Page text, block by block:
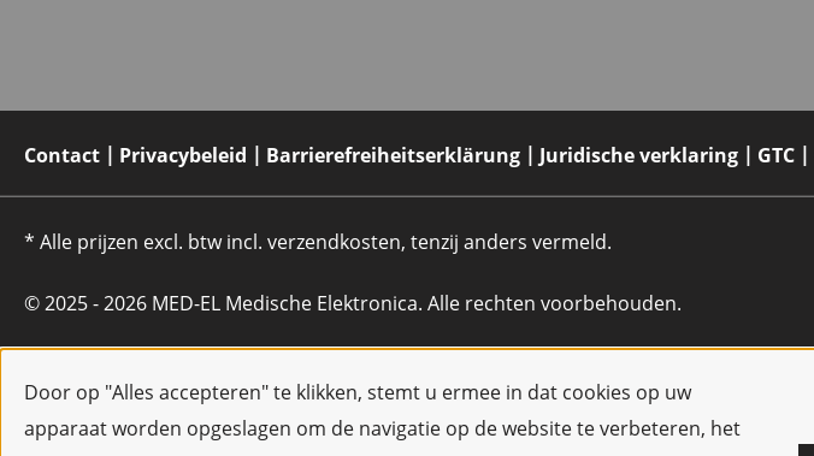
Door op "Alles accepteren" te klikken, stemt u ermee in dat cookies op uw
apparaat worden opgeslagen om de navigatie op de website te verbeteren, het
Contact Privacybeleid Barrierefreiheitserklärung Juridische verklaring GTC
* Alle prijzen excl. btw incl. verzendkosten, tenzij anders vermeld.
© 2025 - 2026 MED-EL Medische Elektronica. Alle rechten voorbehouden.